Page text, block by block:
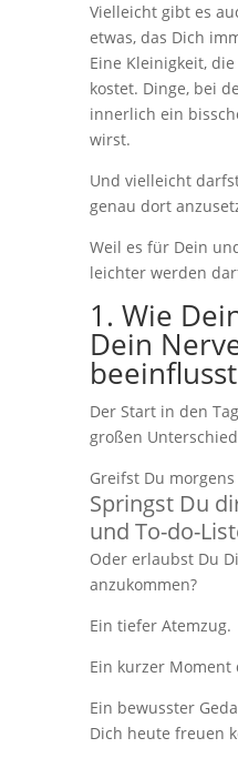
Vielleicht gibt es
etwas, das Dich
Eine Kleinigkeit,
kostet. Dinge, bei
innerlich ein
wirst.
Und vielleicht
genau dort
Weil es für Dein
leichter werden
1. Wie
Dein
beeinflusst
Der Start in den
großen
Greifst Du
Springst Du
und To-do-
Oder erlaubst Du
anzukommen?
Ein tiefer Atemzug.
Ein kurzer Moment
Ein bewusster
Dich heute freuen